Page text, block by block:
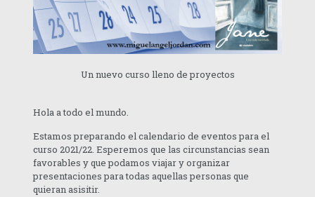
Un nuevo curso lleno de proyectos
Hola a todo el mundo.
Estamos preparando el calendario de eventos para el
curso 2021/22. Esperemos que las circunstancias sean
favorables y que podamos viajar y organizar
presentaciones para todas aquellas personas que
quieran asisitir.